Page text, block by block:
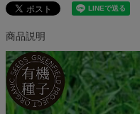
商品説明